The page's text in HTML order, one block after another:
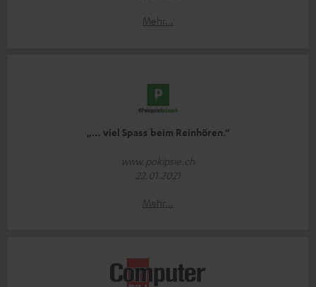
Mehr...
„… viel Spass beim Reinhören.“
www.pokipsie.ch
22.01.2021
Mehr...